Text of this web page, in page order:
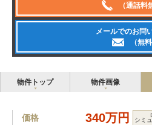
（通話料
メールでのお問
（無料
物件トップ 物件画像
価格 340万円 シミ